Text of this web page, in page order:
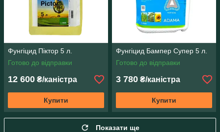
Фунгіцид Піктор 5 л.
Готово до відправки
12 600 ₴/каністра
Купити
Фунгіцид Бампер Супер 5 л.
Готово до відправки
3 780 ₴/каністра
Купити
Показати ще